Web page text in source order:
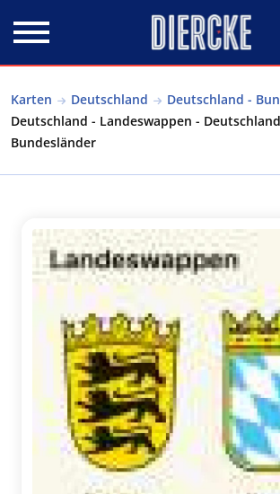
Karten Deutschland
Deutschland -
Deutschland - Landeswappen -
Bundesländer